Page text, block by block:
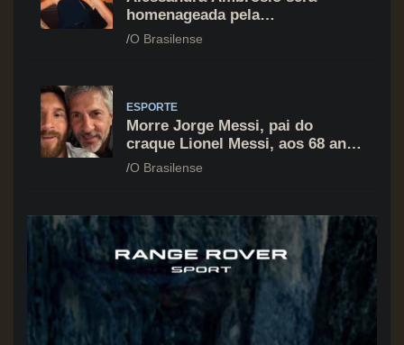
homenageada pela
BrazilFoundation no New York
O Brasilense
ESPORTE
Morre Jorge Messi, pai do
craque Lionel Messi, aos 68 anos
na Argentina
O Brasilense